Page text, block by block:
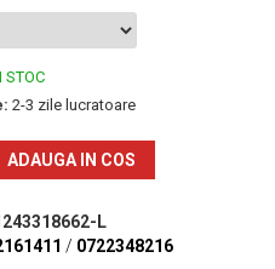
STOC
2-3 zile lucratoare
ADAUGA IN COS
L
/ 0722348216